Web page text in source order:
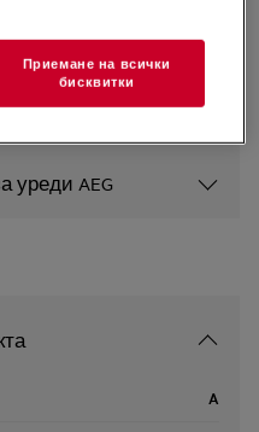
и предупрежденията за
на ЕС 2023/988 са
на продукта
уреди AEG
A
Приемане на всички
бисквитки